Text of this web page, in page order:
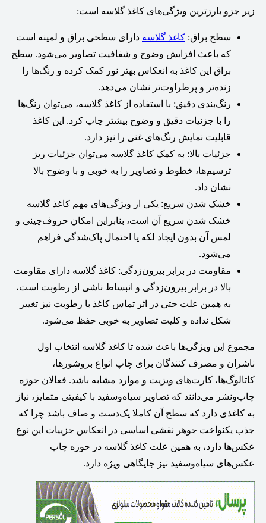
زیر جزو بارزترین ویژگی‌های کاغذ گلاسه است:
سطح براق: کاغذ گلاسه دارای سطحی براق و لمینه است
که باعث افزایش وضوح و شفافیت تصاویر می‌شود. سطح
براق این کاغذ به انعکاس بهتر نور کمک کرده و رنگ‌ها را
زنده‌تر و پرطراوت‌تر نشان می‌دهد.
رنگ‌بندی دقیق: با استفاده از کاغذ گلاسه، می‌توان رنگ‌ها
را با جزئیات دقیق و وضوح بیشتر چاپ کرد. این کاغذ
قابلیت نمایش رنگ‌های غنی را نیز دارد.
جزئیات بالا: به کمک کاغذ گلاسه می‌توان جزئیات ریز
ترسیم‌ها، خطوط و تصاویر را به خوبی و با وضوح بالا
نشان داد.
خشک شدن سریع: یکی از ویژگی‌های مهم کاغذ گلاسه
خشک شدن سریع آن است، بنابراین امکان حروف‌چینی و
لمس آن بدون ایجاد لکه یا احتمال پاک‌شدگی فراهم
می‌شود.
مقاومت در برابر بیرون‌زدگی: کاغذ گلاسه دارای مقاومت
بالا در برابر بیرون‌زدگی و انبساط ناشی از رطوبت است،
به همین علت حتی در اثر تماس کاغذ با رطوبت نیز تغییر
شکل نداده و کلیت تصاویر به خوبی حفظ می‌شود‌.
مجموع این ویژگی‌ها باعث شده تا کاغذ گلاسه انتخاب اول
ناشران و مصرف کنندگان برای چاپ انواع بروشورها،
کاتالوگ‌ها، کارت‌های ویزیت و موارد مشابه باشد. فعالان حوزه
چاپ‌ونشر می‌دانند که تصاویر سیاه‌وسفید با کیفیتی متمایز، نیاز
به کاغذی دارد که سطح آن کاملا یک‌دست و صاف باشد چرا که
جذب یکنواخت جوهر نقشی اساسی در انعکاس جزییات این نوع
عکس‌ها دارد، به همین علت کاغذ گلاسه در حوزه چاپ
عکس‌های سیاه‌‌وسفید نیز جایگاهی ویژه دارد.